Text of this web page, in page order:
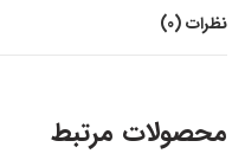
نظرات (0)
محصولات مرتبط